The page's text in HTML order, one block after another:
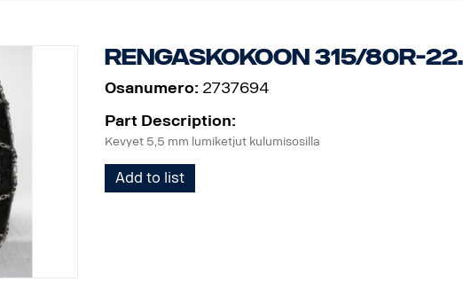
Rengaskokoon 315/80R-
Osanumero: 2737694
Part Description:
Kevyet 5,5 mm lumiketjut kulumisosilla
Add to list